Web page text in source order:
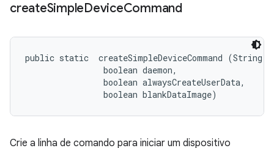
createSimpleDeviceCommand
public static
createSimpleDeviceCommand (String
                boolean daemon,
                boolean alwaysCreateUserData,
                boolean blankDataImage)
Crie a linha de comando para iniciar um dispositivo